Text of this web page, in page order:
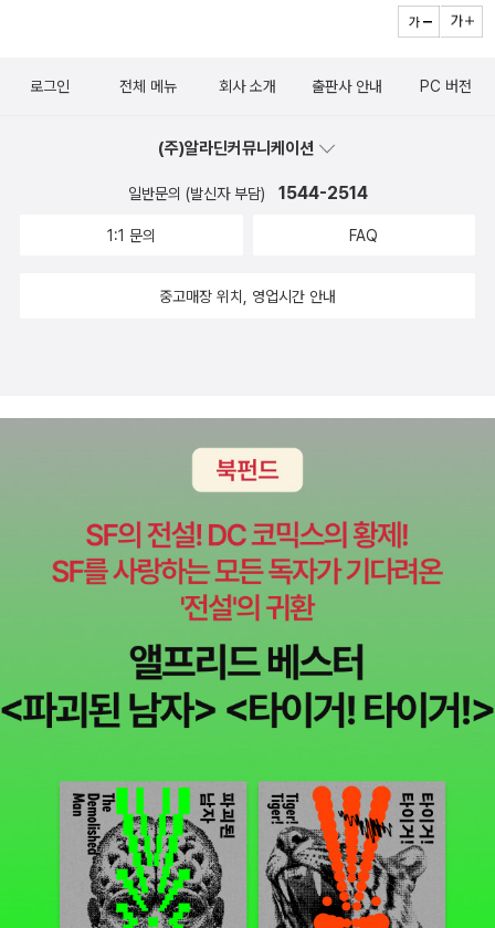
을 살펴본다. 열린 포트와 서비스를 매핑하는 방법도 설명한다. 7장,
취약점 매핑에서는 대표적인 두 가지 취약점 유형인 로컬과 원격 취
약점을 다룬다. 또 통합적인 공통 패턴에 따라 임의의 취약점을 분류
다음으로 타겟 환경의 보안 취약점을 찾고 분석하는 데 유용한 여러
징, SMB, SNMP, 웹 애플리케이션 분석 툴의 6가지 분류로 나눌 수
프랙티스를 다룬다. 사회 공학자의 목표와 비전을 가능케 해주는 기
서 타겟의 사람 인프라를 어떻게 평가할 수 있는지 알아본다. 9장, 타
겟 익스플로잇에서는 실제로 익스플로잇을 수행할 때 사용할 수 있는
프랙티스와 툴을 다룬다. 취약점을 이해, 조사, 테스트할 때 매우 중요
용할 수 있는지에 관한 최신 정보를 얻을 수 있는 다양한 익스플로잇
저장소를 소개한다. 타겟 평가 분야에서 정말 유명한 익스플로잇 툴
킷도 배운다. 끝으로 간단한 메타스플로잇 프레임워크용 익스플로잇
과 네트워크 스니핑, 스푸핑에 필요한 툴과 기술을 다룬다. 암호 공격
툴을 사용해 공격자의 권한을 상승시키는 방법을 살펴본다. 또 네트
워크 트래픽을 스니핑할 수 있는 툴도 소개한다. 끝으로 스푸핑 공격
유명한 프로토콜 터널링, 프록시, 단대단 통신 툴을 소개한다. 공격자
는 이런 툴을 사용해서 자신과 피해자 머신 사이에 은닉 채널을 생성
할 수 있다. 12장, 문서화와 보고에서는 문서화, 보고서 준비, 발표 등
침투 테스트에 필수적인 부분을 설명한다. 이런 과정을 통해 체계적
이고 구조적이며 일관된 방식으로 테스트 보고서를 작성할 수 있다.
로그인 전체 메뉴 회사 소개 출판사 안내 PC 버전
(주)알라딘커뮤니케이션
일반문의 (발신자 부담) 1544-2514
1:1 문의 FAQ
중고매장 위치, 영업시간 안내